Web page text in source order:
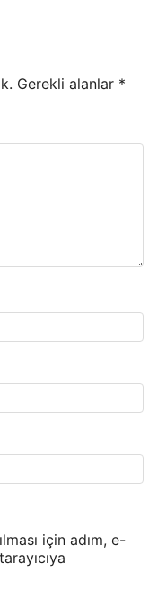
Gerekli alanlar *
için adım, e-